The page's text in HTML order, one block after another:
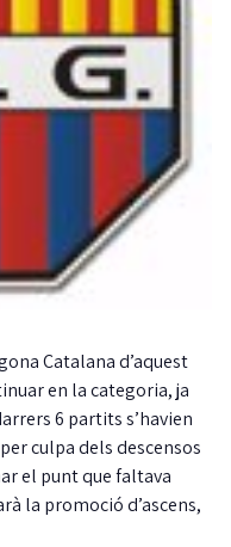
Catalana d’aquest
en la categoria, ja
6 partits s’havien
culpa dels descensos
el punt que faltava
la promoció d’ascens,